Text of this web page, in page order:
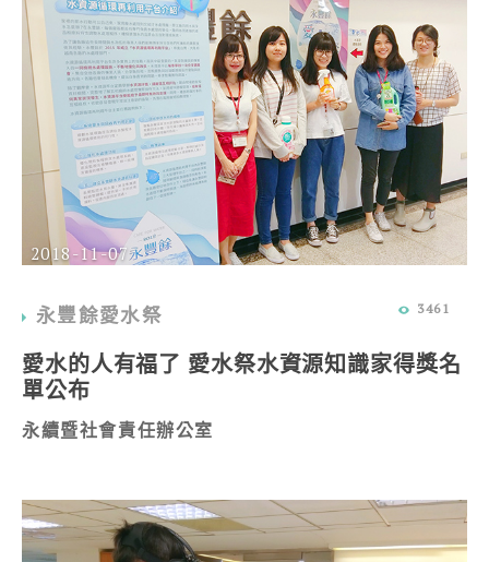
2018-11-07
永豐餘愛水祭 3461
愛水的人有福了 愛水祭水資源知識家得獎名
單公布
永續暨社會責任辦公室